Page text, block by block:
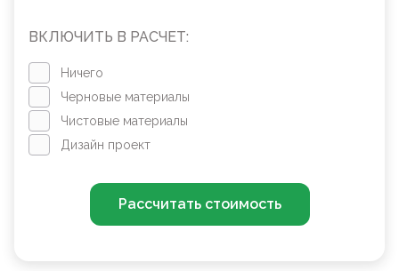
ВКЛЮЧИТЬ В РАСЧЕТ:
Ничего
Черновые материалы
Чистовые материалы
Дизайн проект
Рассчитать стоимость